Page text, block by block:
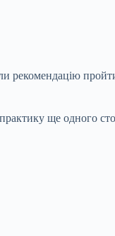
рекомендацію
ще одного